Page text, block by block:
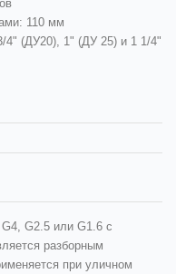
110 мм
4" (ДУ20), 1" (ДУ 25) и 1 1/4"
G4, G2.5 или G1.6 c
разборным
при уличном